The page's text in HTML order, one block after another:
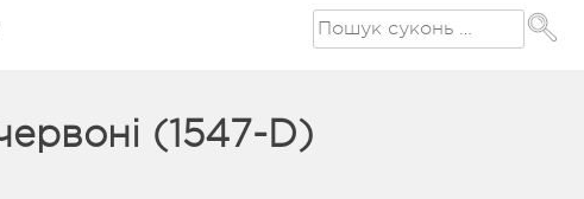
(1547-D)